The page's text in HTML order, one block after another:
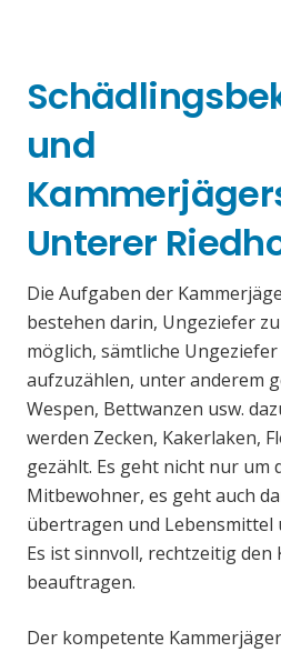
und
Unterer
Die Aufgaben der
bestehen darin, Ungeziefer
möglich, sämtliche
aufzuzählen, unter anderem
Wespen, Bettwanzen usw.
werden Zecken, Kakerlaken,
gezählt. Es geht nicht nur um
Mitbewohner, es geht auch
übertragen und Lebensmittel
Es ist sinnvoll, rechtzeitig den
beauftragen.
Der kompetente